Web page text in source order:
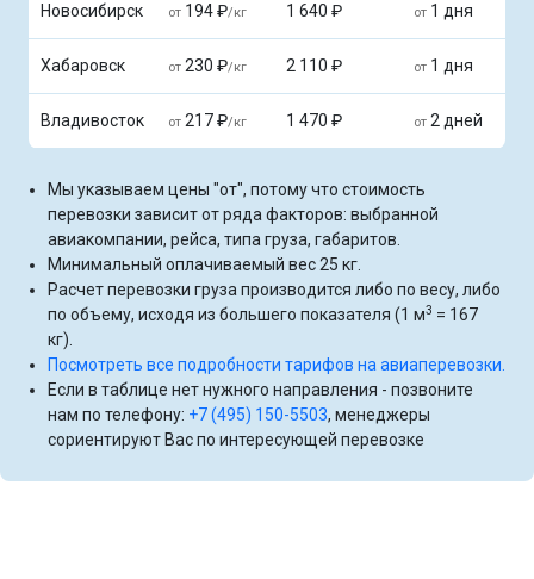
Новосибирск от 194 ₽/кг 1 640 ₽ от 1 дня
Хабаровск от 230 ₽/кг 2 110 ₽ от 1 дня
Владивосток от 217 ₽/кг 1 470 ₽ от 2 дней
Мы указываем цены "от", потому что стоимость
перевозки зависит от ряда факторов: выбранной
авиакомпании, рейса, типа груза, габаритов.
Минимальный оплачиваемый вес 25 кг.
Расчет перевозки груза производится либо по весу, либо
по объему, исходя из большего показателя (1 м3 = 167
кг).
Посмотреть все подробности тарифов на авиаперевозки.
Если в таблице нет нужного направления - позвоните
нам по телефону: +7 (495) 150-5503, менеджеры
сориентируют Вас по интересующей перевозке